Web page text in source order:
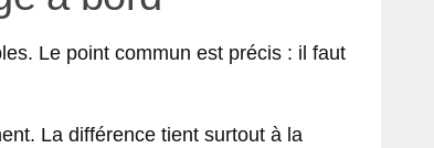
Le point commun est précis : il faut
La différence tient surtout à la